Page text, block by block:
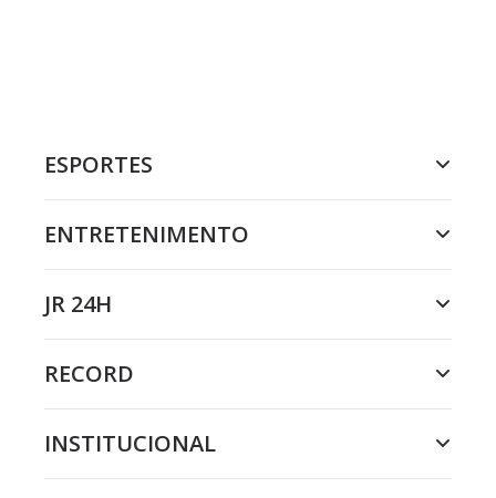
ESPORTES
ENTRETENIMENTO
JR 24H
RECORD
INSTITUCIONAL